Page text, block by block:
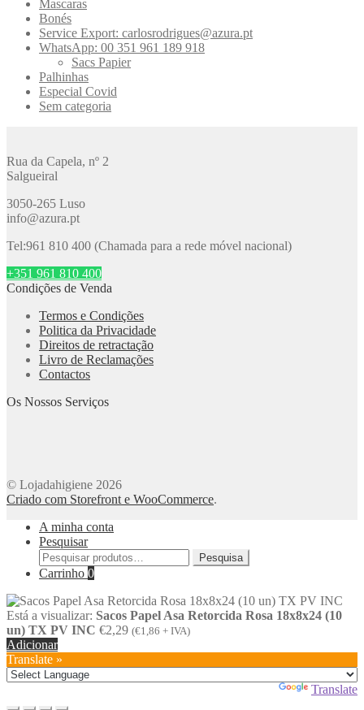
Mascaras
Bonés
Service Export: carlosrodrigues@azura.pt
WhatsApp: 00 351 961 189 918
Sacs Papier
Palhinhas
Especial Covid
Sem categoria
Rua da Capela, nº 2
Salgueiral
3050-265 Luso
info@azura.pt
Tel:961 810 400 (Chamada para a rede móvel nacional)
+351 961 810 400
Condições de Venda
Termos e Condições
Politica da Privacidade
Direitos de retractação
Livro de Reclamações
Contactos
Os Nossos Serviços
© Lojadahigiene 2026
Criado com Storefront e WooCommerce.
A minha conta
Pesquisar
Pesquisar
por:
Pesquisa
Carrinho 0
Está a visualizar: Sacos Papel Asa Retorcida Rosa 18x8x24 (10
un) TX PV INC €2,29 (€1,86 + IVA)
Adicionar
Translate »
Translate